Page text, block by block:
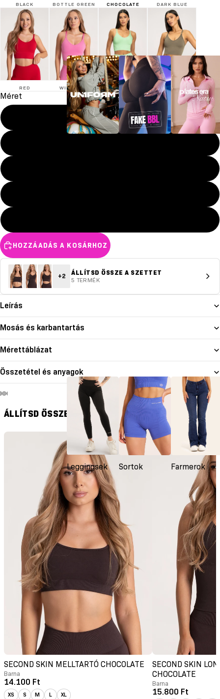
Leggingsek Sortok Farmerok
BLACK BOTTLE GREEN CHOCOLATE DARK BLUE
RED WILD PINK MINT NOUGAT
Méret
XS
HOZZÁADÁS A KOSÁRHOZ
+2 ÁLLÍTSD ÖSSZE A SZETTET
5 TERMÉK
Leírás
Mosás és karbantartás
Mérettáblázat
Összetétel és anyagok
ÁLLÍTSD ÖSSZE A SZETTET
SECOND SKIN MELLTARTÓ CHOCOLATE
Barna
14.100 Ft
XS S M L XL
SECOND SKIN
CHOCOLATE
Barna
15.800 Ft